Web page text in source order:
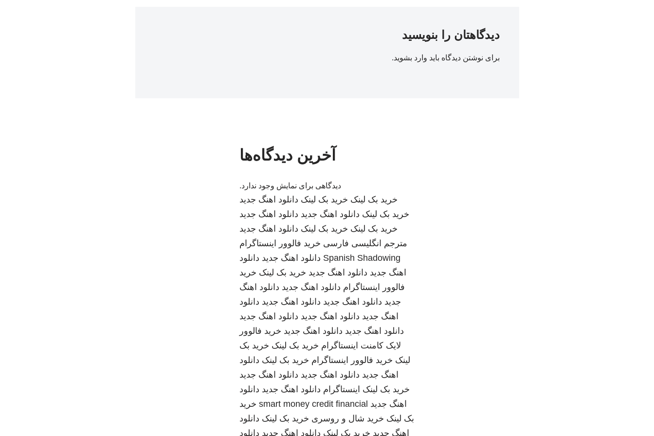
دیدگاهتان را بنویسید
برای نوشتن دیدگاه باید وارد بشوید.
آخرین دیدگاه‌ها
دیدگاهی برای نمایش وجود ندارد.
خرید بک لینک خرید بک لینک دانلود اهنگ جدید
خرید بک لینک دانلود اهنگ جدید دانلود اهنگ جدید
خرید بک لینک خرید بک لینک دانلود اهنگ جدید
مترجم انگلیسی فارسی خرید فالوور اینستاگرام
Spanish Shadowing دانلود اهنگ جدید دانلود
اهنگ جدید دانلود اهنگ جدید خرید بک لینک خرید
فالوور اینستاگرام دانلود اهنگ جدید دانلود اهنگ
جدید دانلود اهنگ جدید دانلود اهنگ جدید دانلود
اهنگ جدید دانلود اهنگ جدید دانلود اهنگ جدید
دانلود اهنگ جدید دانلود اهنگ جدید خرید فالوور
لایک کامنت اینستاگرام خرید بک لینک خرید بک
لینک خرید فالوور اینستاگرام خرید بک لینک دانلود
اهنگ جدید دانلود اهنگ جدید دانلود اهنگ جدید
خرید بک لینک اینستاگرام دانلود اهنگ جدید دانلود
اهنگ جدید smart money credit financial خرید
بک لینک خرید شال و روسری خرید بک لینک دانلود
اهنگ جدید خرید بک لینک دانلود اهنگ جدید دانلود